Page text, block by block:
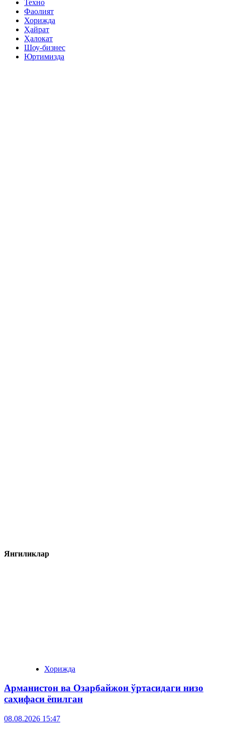
Техно
Фаолият
Хорижда
Ҳайрат
Ҳалокат
Шоу-бизнес
Юртимизда
Янгиликлар
Хорижда
Арманистон ва Озарбайжон ўртасидаги низо
саҳифаси ёпилган
08.08.2026 15:47